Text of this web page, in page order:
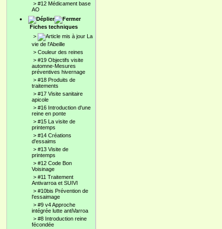
> #12 Médicament base
AO
Fiches techniques
>
La
vie de l'Abeille
> Couleur des reines
> #19 Objectifs visite
automne-Mesures
préventives hivernage
> #18 Produits de
traitements
> #17 Visite sanitaire
apicole
> #16 Introduction d'une
reine en ponte
> #15 La visite de
printemps
> #14 Créations
d'essaims
> #13 Visite de
printemps
> #12 Code Bon
Voisinage
> #11 Traitement
Antivarroa et SUIVI
> #10bis Prévention de
l'essaimage
> #9 v4 Approche
intégrée lutte antiVarroa
> #8 Introduction reine
fécondée